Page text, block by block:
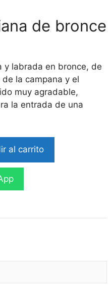
de bronce
y labrada en bronce, de
la campana y el
muy agradable,
la entrada de una
al carrito